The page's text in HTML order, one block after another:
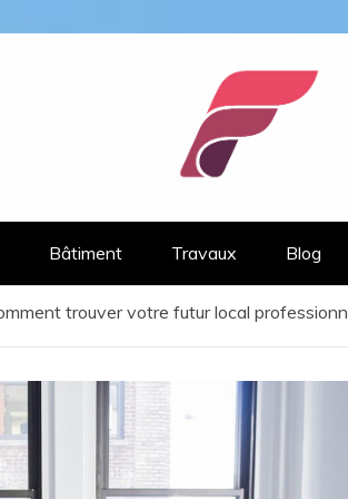
Bâtiment Travaux Blog
trouver votre futur local